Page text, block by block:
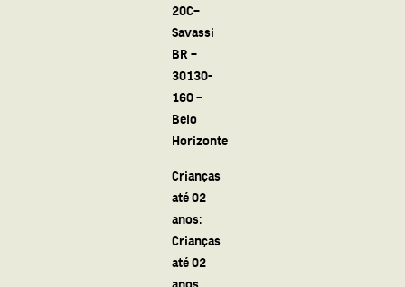
20C–
Savassi
BR –
30130-
160 –
Belo
Horizonte
Crianças
até 02
anos:
Crianças
até 02
anos